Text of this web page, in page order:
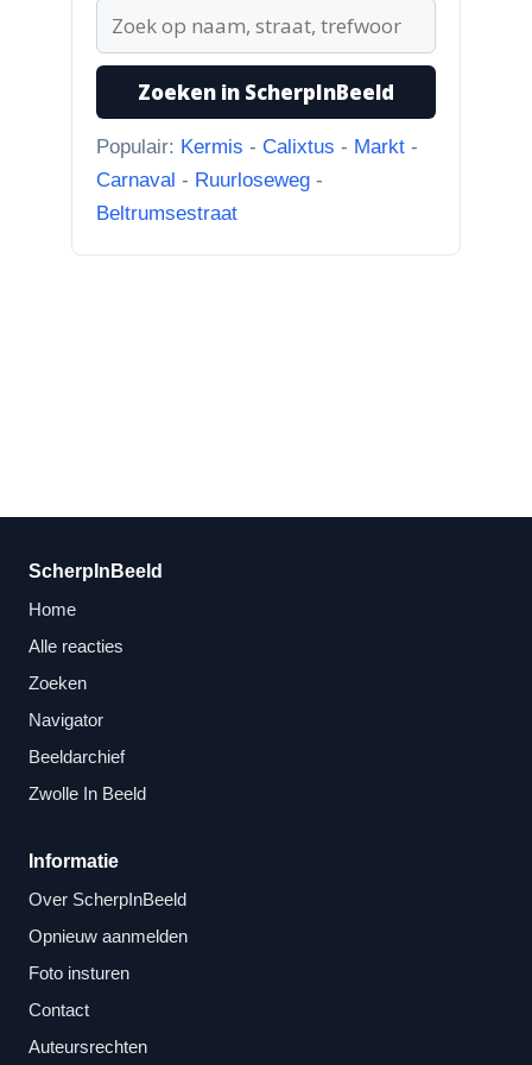
“naar...”
1-8-2026
Koningssteeg met parkeerterrein
Zoeken in ScherpInBeeld
Populair: Kermis - Calixtus - Markt -
Carnaval - Ruurloseweg -
Beltrumsestraat
ScherpInBeeld
Home
Alle reacties
Zoeken
Navigator
Beeldarchief
Zwolle In Beeld
Informatie
Over ScherpInBeeld
Opnieuw aanmelden
Foto insturen
Contact
Auteursrechten